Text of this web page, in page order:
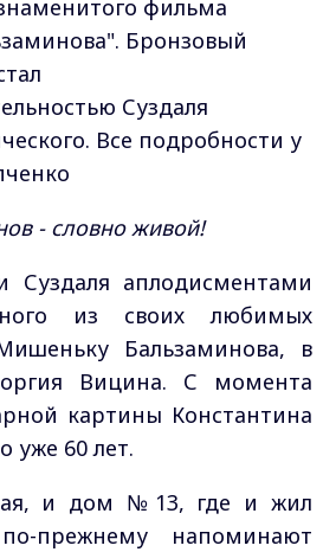
фильма
Бронзовый
Суздаля
Все подробности у
- словно живой!
Суздаля аплодисментами
из своих любимых
Бальзаминова, в
Вицина. С момента
картины Константина
уже 60 лет.
и дом №13, где и жил
прежнему напоминают